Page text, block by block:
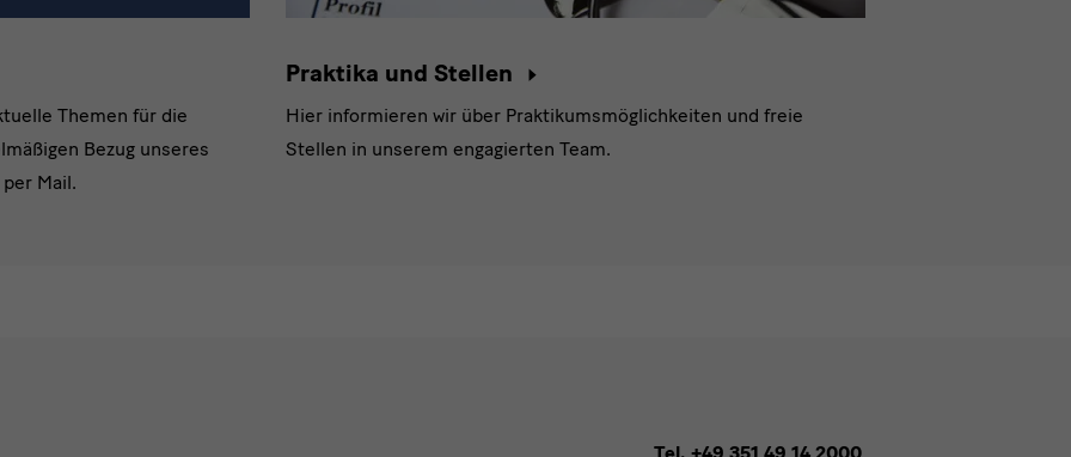
Themen für die
Bezug unseres
Mail.
Praktika und Stellen
Hier informieren wir über Praktikumsmöglichkeiten und freie
Stellen in unserem engagierten Team.